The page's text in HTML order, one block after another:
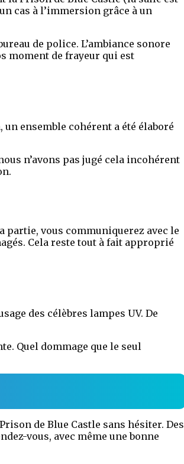
cas à l’immersion grâce à un
de police. L’ambiance sonore
moment de frayeur qui est
ensemble cohérent a été élaboré
n’avons pas jugé cela incohérent
partie, vous communiquerez avec le
Cela reste tout à fait approprié
des célèbres lampes UV. De
Quel dommage que le seul
de Blue Castle sans hésiter. Des
vous, avec même une bonne